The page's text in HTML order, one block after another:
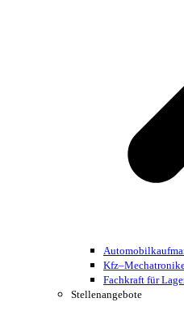
Fachkraft für
Stellenangebote